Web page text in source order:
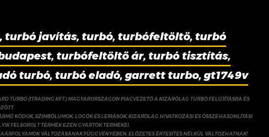
javítás, turbó, turbófeltöltő, turbó
turbófeltöltő ár, turbó tisztítás,
turbó, turbó eladó, garrett turbo, gt1749v
TURBO (ITRADING KFT.) MAGYARORSZÁGON PIACVEZETŐ A KIZÁRÓLAG TURBÓ FELÚJÍTÁSRA ÉS
KÓDOK, SZIMBÓLUMOK, LOGÓK ÉS LEÍRÁSOK, KIZÁRÓLAG HIVATKOZÁSI ÉS ÖSSZEHASONLÍTÁSI
FELSOROLT TERMÉK EZEN GYÁRTÓK TERMÉKEI.
VÁLTOZÁSÁNAK FÜGGVÉNYÉBEN, ELŐZETES ÉRTESÍTÉS NÉLKÜL VÁLTOZHATNAK!